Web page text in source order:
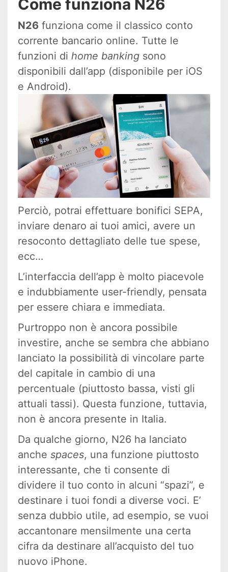
Come funziona N26
N26 funziona come il classico conto
corrente bancario online. Tutte le
funzioni di home banking sono
disponibili dall’app (disponibile per iOS
e Android).
Perciò, potrai effettuare bonifici SEPA,
inviare denaro ai tuoi amici, avere un
resoconto dettagliato delle tue spese,
ecc…
L’interfaccia dell’app è molto piacevole
e indubbiamente user-friendly, pensata
per essere chiara e immediata.
Purtroppo non è ancora possibile
investire, anche se sembra che abbiano
lanciato la possibilità di vincolare parte
del capitale in cambio di una
percentuale (piuttosto bassa, visti gli
attuali tassi). Questa funzione, tuttavia,
non è ancora presente in Italia.
Da qualche giorno, N26 ha lanciato
anche spaces, una funzione piuttosto
interessante, che ti consente di
dividere il tuo conto in alcuni “spazi”, e
destinare i tuoi fondi a diverse voci. E’
senza dubbio utile, ad esempio, se vuoi
accantonare mensilmente una certa
cifra da destinare all’acquisto del tuo
nuovo iPhone.